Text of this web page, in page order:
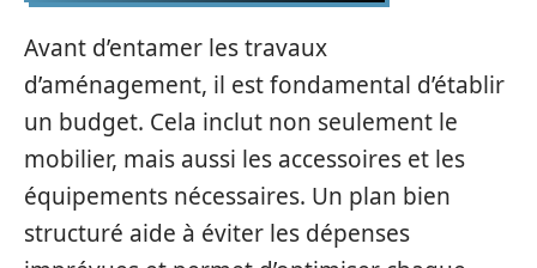
Avant d’entamer les travaux
d’aménagement, il est fondamental d’établir
un budget. Cela inclut non seulement le
mobilier, mais aussi les accessoires et les
équipements nécessaires. Un plan bien
structuré aide à éviter les dépenses